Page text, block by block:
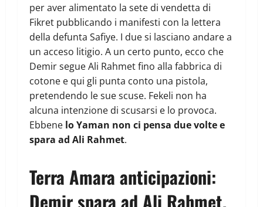
per aver alimentato la sete di vendetta di
Fikret pubblicando i manifesti con la lettera
della defunta Safiye. I due si lasciano andare a
un acceso litigio. A un certo punto, ecco che
Demir segue Ali Rahmet fino alla fabbrica di
cotone e qui gli punta conto una pistola,
pretendendo le sue scuse. Fekeli non ha
alcuna intenzione di scusarsi e lo provoca.
Ebbene lo Yaman non ci pensa due volte e
spara ad Ali Rahmet.
Terra Amara anticipazioni:
Demir spara ad Ali Rahmet,